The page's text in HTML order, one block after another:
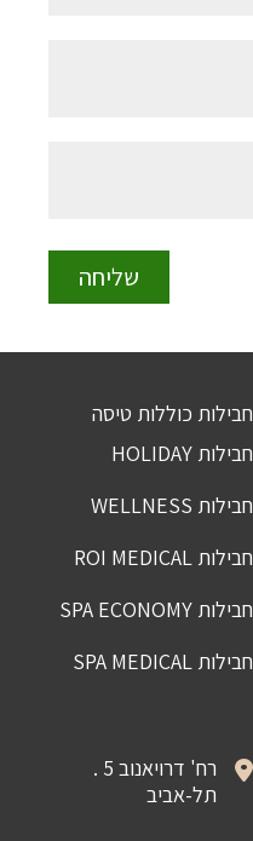
רח' דרויאנוב 5 .
תל-אביב
חבילות כוללות טיסה
חבילות HOLIDAY
חבילות WELLNESS
חבילות ROI MEDICAL
חבילות SPA ECONOMY
חבילות SPA MEDICAL